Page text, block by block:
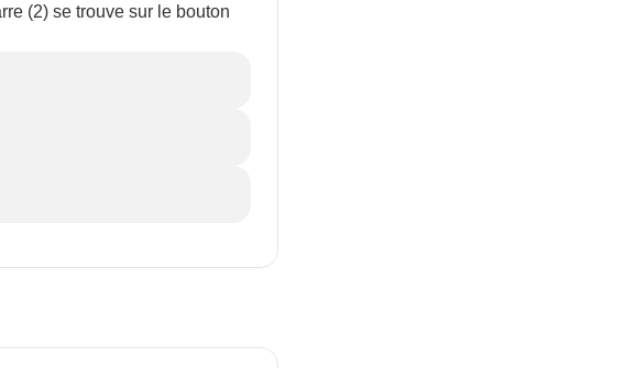
(2) se trouve sur le bouton